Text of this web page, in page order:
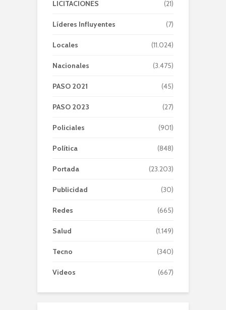
LICITACIONES (21)
Líderes Influyentes (7)
Locales (11.024)
Nacionales (3.475)
PASO 2021 (45)
PASO 2023 (27)
Policiales (901)
Política (848)
Portada (23.203)
Publicidad (30)
Redes (665)
Salud (1.149)
Tecno (340)
Videos (667)